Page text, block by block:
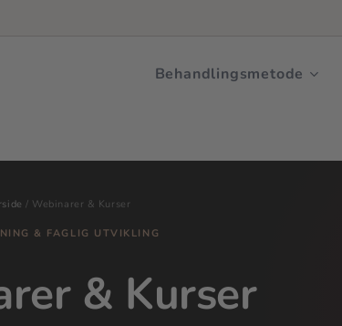
Behandlingsmetode
/ Webinarer & Kurser
& FAGLIG UTVIKLING
& Kurser